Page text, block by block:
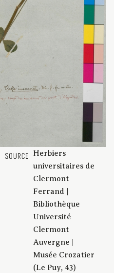
SOURCE
Herbiers
universitaires de
Clermont-
Ferrand |
Bibliothèque
Université
Clermont
Auvergne |
Musée Crozatier
(Le Puy, 43)